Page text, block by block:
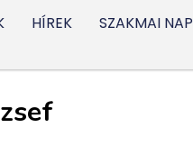
HÍREK SZAKMAI NAP